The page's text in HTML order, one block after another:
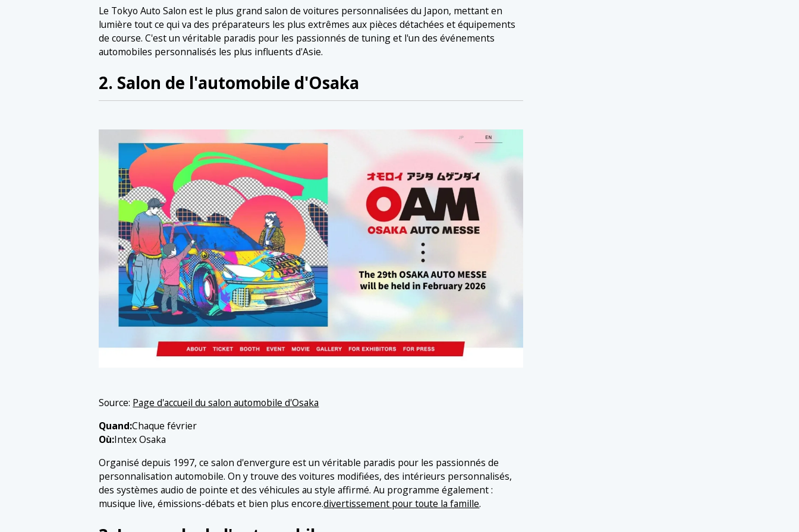
Le Tokyo Auto Salon est le plus grand salon de voitures personnalisées du Japon, mettant en
lumière tout ce qui va des préparateurs les plus extrêmes aux pièces détachées et équipements
de course. C'est un véritable paradis pour les passionnés de tuning et l'un des événements
automobiles personnalisés les plus influents d'Asie.
2. Salon de l'automobile d'Osaka
Source: Page d'accueil du salon automobile d'Osaka
Quand:Chaque février
Où:Intex Osaka
Organisé depuis 1997, ce salon d'envergure est un véritable paradis pour les passionnés de
personnalisation automobile. On y trouve des voitures modifiées, des intérieurs personnalisés,
des systèmes audio de pointe et des véhicules au style affirmé. Au programme également :
musique live, émissions-débats et bien plus encore.divertissement pour toute la famille.